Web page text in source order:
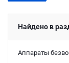
Найдено в
Аппараты